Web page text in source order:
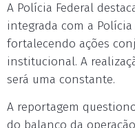
A Polícia Federal
integrada com a
fortalecendo ações
institucional. A
será uma constante.
A reportagem
do balanço da